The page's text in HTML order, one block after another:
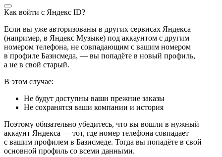
Как войти с Яндекс ID?
Если вы уже авторизованы в других сервисах Яндекса
(например, в Яндекс Музыке) под аккаунтом с другим
номером телефона, не совпадающим с вашим номером
в профиле Базисмеда, — вы попадёте в новый профиль,
а не в свой старый.
В этом случае:
Не будут доступны ваши прежние заказы
Не сохранятся ваши компании и история
Поэтому обязательно убедитесь, что вы вошли в нужный
аккаунт Яндекса — тот, где номер телефона совпадает
с вашим профилем в Базисмеде. Тогда вы попадёте в свой
основной профиль со всеми данными.